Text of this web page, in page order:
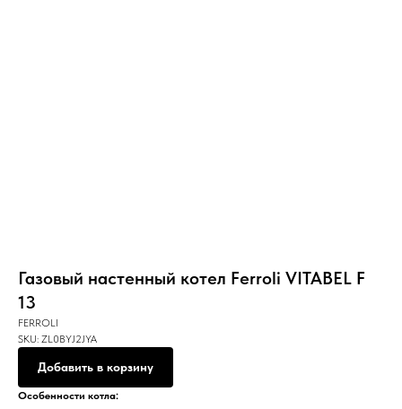
Газовый настенный котел Ferroli VITABEL F
13
FERROLI
SKU: ZL0BYJ2JYA
Добавить в корзину
Особенности котла: